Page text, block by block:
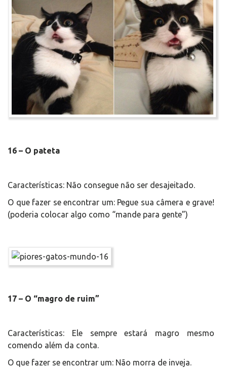
16 – O pateta
Características: Não consegue não ser desajeitado.
O que fazer se encontrar um: Pegue sua câmera e grave!
(poderia colocar algo como “mande para gente”)
17 – O “magro de ruim”
Características: Ele sempre estará magro mesmo
comendo além da conta.
O que fazer se encontrar um: Não morra de inveja.